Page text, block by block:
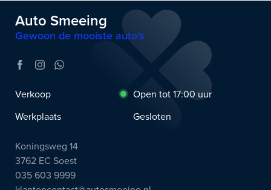
Auto Smeeing
Gewoon de mooiste auto’s
Verkoop
Open tot 17:00 uur
Werkplaats
Gesloten
Koningsweg 14
3762 EC Soest
035 603 9999